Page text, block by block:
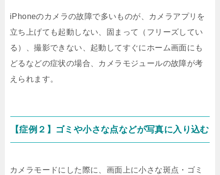
iPhoneのカメラの故障で多いものが、カメラアプリを
立ち上げても起動しない、固まって（フリーズしてい
る）、撮影できない、起動してすぐにホーム画面にも
どるなどの症状の場合、カメラモジュールの故障が考
えられます。
【症例２】ゴミや小さな点などが写真に入り込む
カメラモードにした際に、画面上に小さな斑点・ゴミ